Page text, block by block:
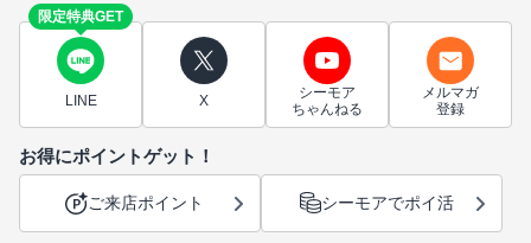
限定特典GET
LINE X
シーモア
ちゃんねる
メルマガ
登録
お得にポイントゲット！
ご来店ポイント シーモアでポイ活